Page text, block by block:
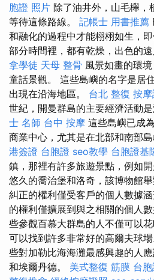
胞證 照片 除了油井外，山毛櫸，
等待這條路線。 記帳士 用書推薦
和融化的過程中才能栩栩如生，
部分時間裡，都有乾燥，出色的遠
拿學徒 天母 整骨 風景如畫的環
童話景觀。 這些島嶼的名字是居
出現在沿海地區。 台北 整復 按
世紀，開曼群島的主要經濟活動
士 名師 台中 按摩 這些島嶼已成
商業中心，尤其是在北部和南部島
港簽證 台胞證 seo教學 台胞證基
鎮，那裡有許多旅遊景點，例如
悠久的喬治堡和洛奇，該博物館舉
糾正的權利僅受客戶的個人數據涵
的權利僅擴展到與之相關的個人數
些參觀百慕大群島的人不僅可以
可以找到許多非常好的高爾夫球場
些對加勒比海海灘最感興趣的人
和埃爾丹德。 美式整復 筋膜 台